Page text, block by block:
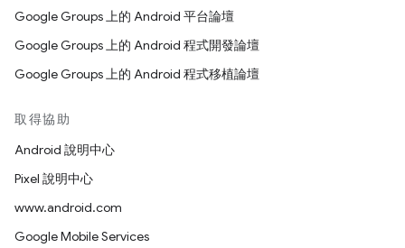
Google Groups 上的 Android 平台論壇
Google Groups 上的 Android 程式開發論壇
Google Groups 上的 Android 程式移植論壇
取得協助
Android 說明中心
Pixel 說明中心
www.android.com
Google Mobile Services